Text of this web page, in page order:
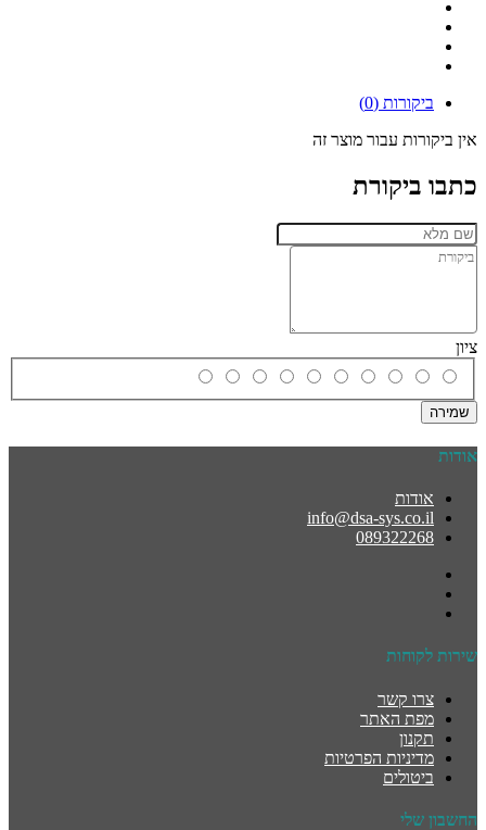
ביקורות (0)
אין ביקורות עבור מוצר זה
כתבו ביקורת
ציון
שמירה
אודות
אודות
info@dsa-sys.co.il
089322268
שירות לקוחות
צרו קשר
מפת האתר
תקנון
מדיניות הפרטיות
ביטולים
החשבון שלי